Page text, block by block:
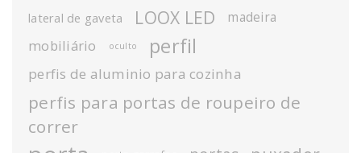
lateral de gaveta LOOX LED madeira
mobiliário oculto perfil
perfis de aluminio para cozinha
perfis para portas de roupeiro de
correr